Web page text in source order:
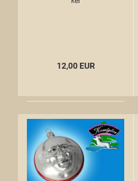
12,00 EUR